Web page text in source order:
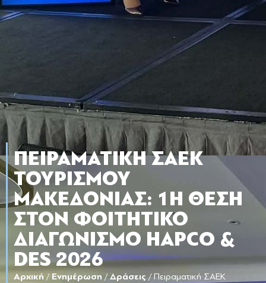
ΠΕΙΡΑΜΑΤΙΚΉ ΣΑΕΚ
ΤΟΥΡΙΣΜΟΎ
ΜΑΚΕΔΟΝΊΑΣ: 1Η ΘΈΣΗ
ΣΤΟΝ ΦΟΙΤΗΤΙΚΌ
ΔΙΑΓΩΝΙΣΜΌ HAPCO &
DES 2026
Αρχική / Ενημέρωση /Δράσεις /Πειραματική ΣΑΕΚ